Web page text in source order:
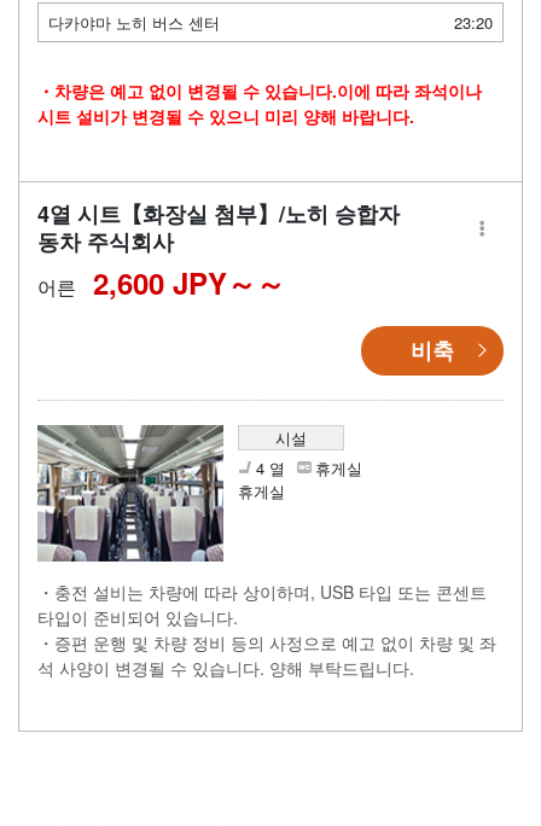
다카야마 노히 버스 센터
23:20
・차량은 예고 없이 변경될 수 있습니다.이에 따라 좌석이나
시트 설비가 변경될 수 있으니 미리 양해 바랍니다.
4열 시트【화장실 첨부】/노히 승합자
동차 주식회사
어른 2,600 JPY～
비축
시설
4 열
휴게실
휴게실
・충전 설비는 차량에 따라 상이하며, USB 타입 또는 콘센트
타입이 준비되어 있습니다.
・증편 운행 및 차량 정비 등의 사정으로 예고 없이 차량 및 좌
석 사양이 변경될 수 있습니다. 양해 부탁드립니다.